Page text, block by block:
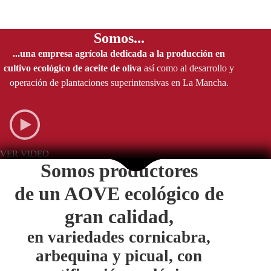
Somos...
...una empresa agrícola dedicada a la producción en
cultivo ecológico de aceite de oliva así como al desarrollo y
operación de plantaciones superintensivas en La Mancha.
VER VIDEO
Somos productores
de un AOVE ecológico de
gran calidad,
en variedades cornicabra,
arbequina y picual, con